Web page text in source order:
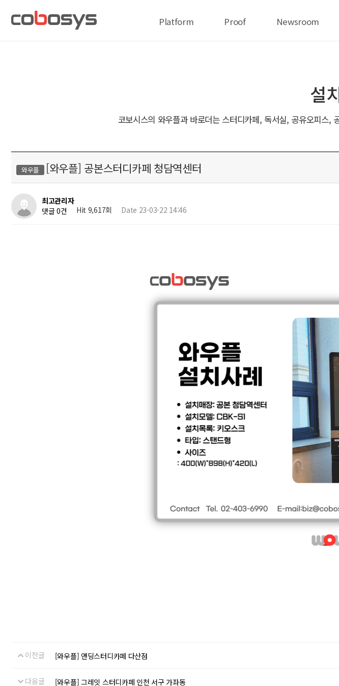
Platform Proof Newsroom
설
코보시스의 와우플과 바로더는 스터디카페, 독서실, 공유오피스,
와우플 [와우플] 공본스터디카페 청담역센터
최고관리자
댓글 0건
Hit 9,617회 Date 23-03-22 14:46
이전글 [와우플] 앤딩스터디카페 다산점
다음글 [와우플] 그레잇 스터디카페 인천 서구 가좌동